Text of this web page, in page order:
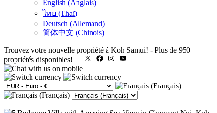
English (Anglais)
ไทย (Thaï)
Deutsch (Allemand)
简体中文 (Chinois)
Trouvez votre nouvelle propriété à Koh Samui! - Plus de 950
propriétés disponibles!
X FacebookInstagram